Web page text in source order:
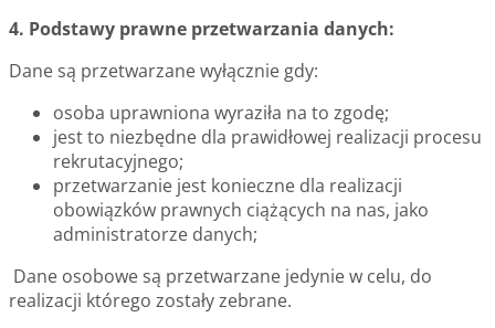
4. Podstawy prawne przetwarzania danych:
Dane są przetwarzane wyłącznie gdy:
osoba uprawniona wyraziła na to zgodę;
jest to niezbędne dla prawidłowej realizacji procesu
rekrutacyjnego;
przetwarzanie jest konieczne dla realizacji
obowiązków prawnych ciążących na nas, jako
administratorze danych;
Dane osobowe są przetwarzane jedynie w celu, do
realizacji którego zostały zebrane.